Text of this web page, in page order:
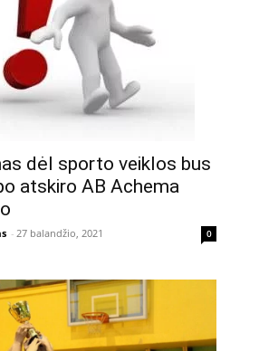
dėl sporto veiklos bus
atskiro AB Achema
- 27 balandžio, 2021 0